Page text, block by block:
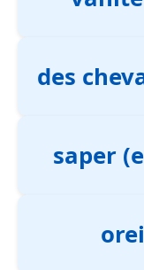
des
saper